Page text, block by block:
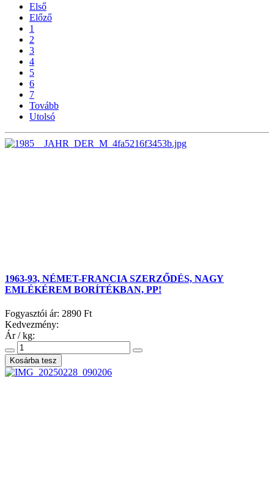
Első
Előző
1
2
3
4
5
6
7
Tovább
Utolsó
1963-93, NÉMET-FRANCIA SZERZŐDÉS, NAGY
EMLÉKÉREM BORÍTÉKBAN, PP!
Fogyasztói ár: 2890 Ft
Kedvezmény:
Ár / kg: